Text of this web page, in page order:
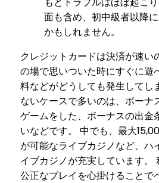
面も含め、初中級者以降
かもしれません。
クレジットカードは決済が速い
の場で思いついた時にすぐに遊
料などがどうしても発生してし
ないケースで多いのは、ボーナ
ゲームをした、ボーナスの出金
いなどです。 中でも、最大
が可能なライブカジノなど、ハ
イブカジノが充実しています。
公正なプレイを心掛けることで